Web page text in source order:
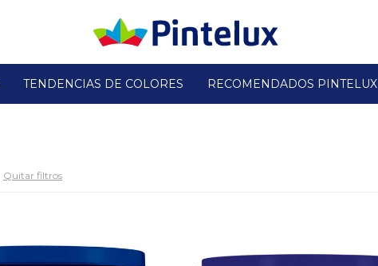
TENDENCIAS DE COLORES RECOMENDADOS PINTELUX
Quitar filtros